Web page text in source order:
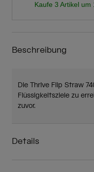
Kaufe 3 Artikel
Beschreibung
Die Thrive Flip Straw
Flüssigkeitsziele zu
zuvor.
Details